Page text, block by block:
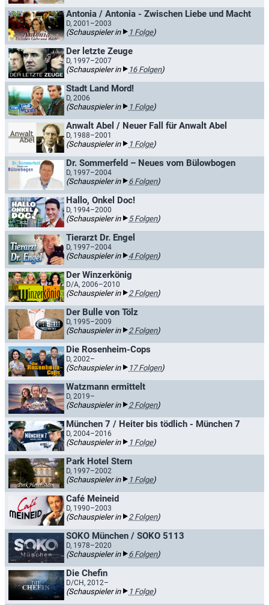
Antonia / Antonia - Zwischen Liebe und Macht
D, 2001–2003
(Schauspieler in 1 Folge)
Der letzte Zeuge
D, 1997–2007
(Schauspieler in 16 Folgen)
Stadt Land Mord!
D, 2006
(Schauspieler in 1 Folge)
Anwalt Abel / Neuer Fall für Anwalt Abel
D, 1988–2001
(Schauspieler in 1 Folge)
Dr. Sommerfeld – Neues vom Bülowbogen
D, 1997–2004
(Schauspieler in 6 Folgen)
Hallo, Onkel Doc!
D, 1994–2000
(Schauspieler in 5 Folgen)
Tierarzt Dr. Engel
D, 1997–2004
(Schauspieler in 4 Folgen)
Der Winzerkönig
D/A, 2006–2010
(Schauspieler in 2 Folgen)
Der Bulle von Tölz
D, 1995–2009
(Schauspieler in 2 Folgen)
Die Rosenheim-Cops
D, 2002–
(Schauspieler in 17 Folgen)
Watzmann ermittelt
D, 2019–
(Schauspieler in 2 Folgen)
München 7 / Heiter bis tödlich - München 7
D, 2004–2016
(Schauspieler in 1 Folge)
Park Hotel Stern
D, 1997–2002
(Schauspieler in 1 Folge)
Café Meineid
D, 1990–2003
(Schauspieler in 2 Folgen)
SOKO München / SOKO 5113
D, 1978–2020
(Schauspieler in 6 Folgen)
Die Chefin
D/CH, 2012–
(Schauspieler in 1 Folge)